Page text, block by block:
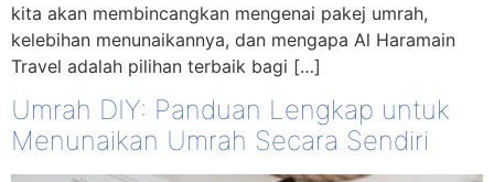
kita akan membincangkan mengenai pakej umrah,
kelebihan menunaikannya, dan mengapa Al Haramain
Travel adalah pilihan terbaik bagi […]
Umrah DIY: Panduan Lengkap untuk
Menunaikan Umrah Secara Sendiri